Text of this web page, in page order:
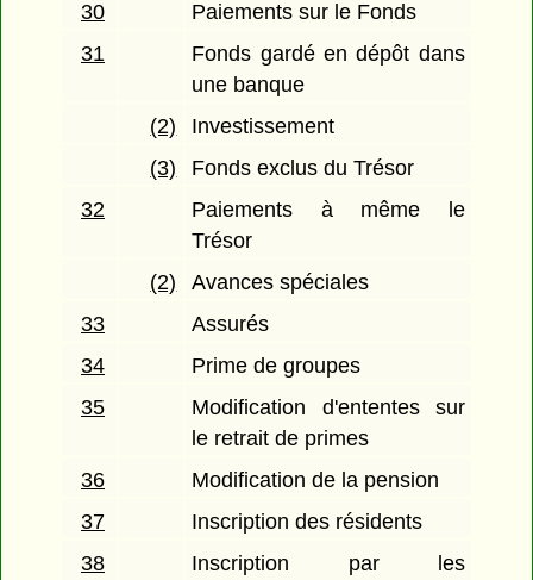
30
Paiements sur le Fonds
31
Fonds gardé en dépôt dans
une banque
(2)
Investissement
(3)
Fonds exclus du Trésor
32
Paiements à même le
Trésor
(2)
Avances spéciales
33
Assurés
34
Prime de groupes
35
Modification d'ententes sur
le retrait de primes
36
Modification de la pension
37
Inscription des résidents
38
Inscription par les